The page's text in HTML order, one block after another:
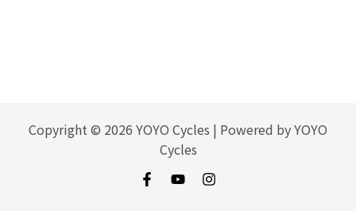
Copyright © 2026 YOYO Cycles | Powered by YOYO
Cycles